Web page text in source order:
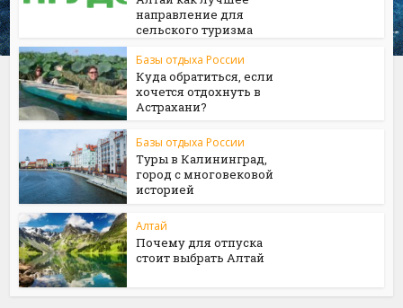
направление для
сельского туризма
Базы отдыха России
Куда обратиться, если
хочется отдохнуть в
Астрахани?
Базы отдыха России
Туры в Калининград,
город с многовековой
историей
Алтай
Почему для отпуска
стоит выбрать Алтай